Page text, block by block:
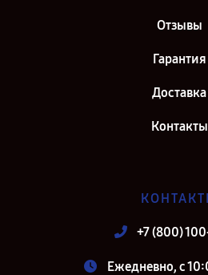
Отзывы
Гарантия
Доставка
Контакты
+7 (800)
Ежедневно, с